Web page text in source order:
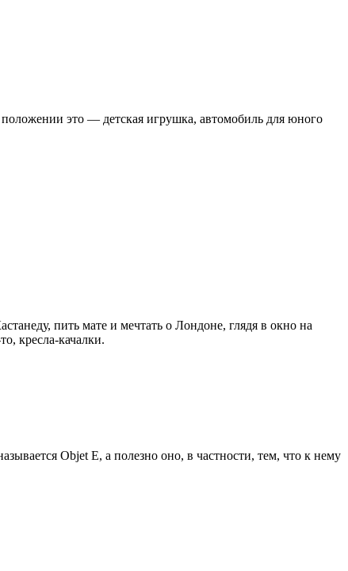
это — детская игрушка, автомобиль для юного
пить мате и мечтать о Лондоне, глядя в окно на
кресла-качалки.
Objet E, а полезно оно, в частности, тем, что к нему